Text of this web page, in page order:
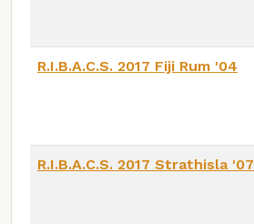
R.I.B.A.C.S. 2017 Fiji Rum '04
R.I.B.A.C.S. 2017 Strathisla '07